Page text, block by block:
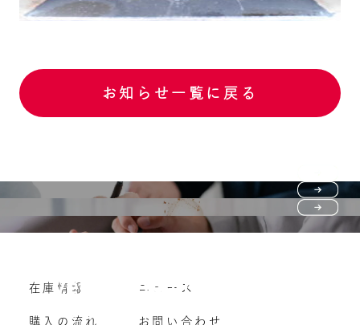
お知らせ一覧に戻る
購入の流れ
よくいただくご質問
Vehicle purchase
車両買い取り
在庫情報
購入の流れ
ニュース
お問い合わせ